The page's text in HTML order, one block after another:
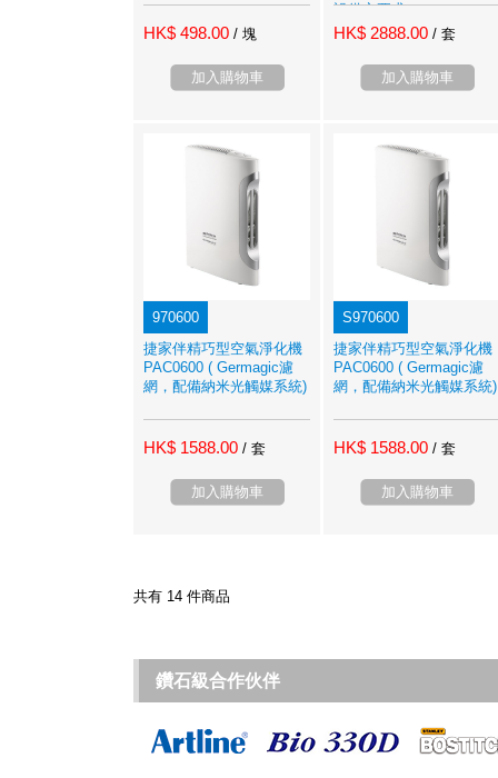
HK$ 498.00 / 塊
加入購物車
設備之要求
HK$ 2888.00 / 套
加入購物車
970600
捷家伴精巧型空氣淨化機
PAC0600 ( Germagic濾
網，配備納米光觸媒系統)
HK$ 1588.00 / 套
加入購物車
S970600
捷家伴精巧型空氣淨化機
PAC0600 ( Germagic濾
網，配備納米光觸媒系統)
HK$ 1588.00 / 套
加入購物車
共有 14 件商品
鑽石級合作伙伴